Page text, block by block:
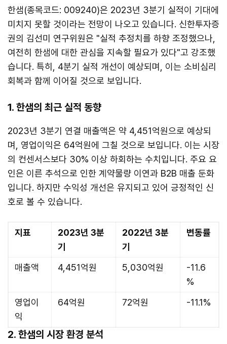
한샘(종목코드: 009240)은 2023년 3분기 실적이 기대에
미치지 못할 것이라는 전망이 나오고 있습니다. 신한투자증
권의 김선미 연구위원은 "실적 추정치를 하향 조정했으나,
여전히 한샘에 대한 관심을 지속할 필요가 있다"고 강조했
습니다. 특히, 4분기 실적 개선이 예상되며, 이는 소비심리
회복과 함께 이어질 것으로 보입니다.
1. 한샘의 최근 실적 동향
2023년 3분기 연결 매출액은 약 4,451억원으로 예상되
며, 영업이익은 64억원에 그칠 것으로 보입니다. 이는 시장
의 컨센서스보다 30% 이상 하회하는 수치입니다. 주요 요
인은 이른 추석으로 인한 계약물량 이연과 B2B 매출 둔화
입니다. 하지만 수익성 개선은 유지되고 있어 긍정적인 신
호로 볼 수 있습니다.
지표
2023년 3분
기
2022년 3분
기
변동률
매출액 4,451억원 5,030억원
-11.6
%
영업이
익
64억원 72억원 -11.1%
2. 한샘의 시장 환경 분석